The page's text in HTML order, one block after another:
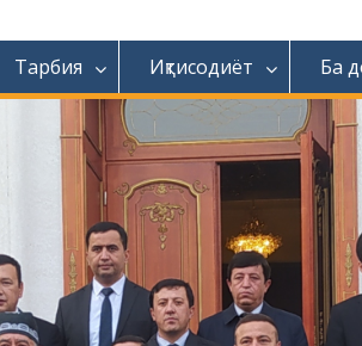
Тарбия Иқтисодиёт Ба